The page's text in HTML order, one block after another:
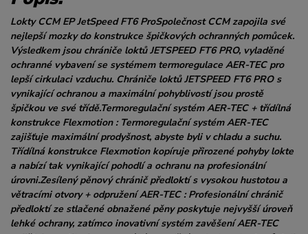
Lokty CCM EP JetSpeed FT6 ProSpolečnost CCM zapojila své
nejlepší mozky do konstrukce špičkových ochranných pomůcek.
Výsledkem jsou chrániče loktů JETSPEED FT6 PRO, vyladěné
ochranné vybavení se systémem termoregulace AER-TEC pro
lepší cirkulaci vzduchu. Chrániče loktů JETSPEED FT6 PRO s
vynikající ochranou a maximální pohyblivostí jsou prostě
špičkou ve své třídě.Termoregulační systém AER-TEC + třídílná
konstrukce Flexmotion : Termoregulační systém AER-TEC
zajišťuje maximální prodyšnost, abyste byli v chladu a suchu.
Třídílná konstrukce Flexmotion kopíruje přirozené pohyby lokte
a nabízí tak vynikající pohodlí a ochranu na profesionální
úrovni.Zesílený pěnový chránič předloktí s vysokou hustotou a
větracími otvory + odpružení AER-TEC : Profesionální chránič
předloktí ze stlačené obnažené pěny poskytuje nejvyšší úroveň
lehké ochrany, zatímco inovativní systém zavěšení AER-TEC